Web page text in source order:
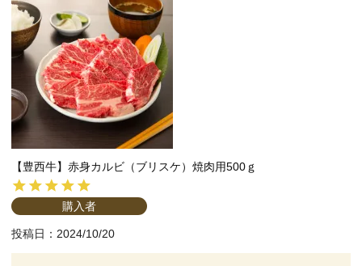
【豊西牛】赤身カルビ（ブリスケ）焼肉用500ｇ
購入者
投稿日 2024/10/20